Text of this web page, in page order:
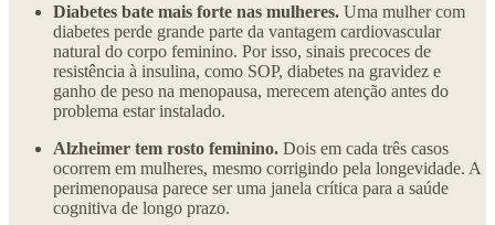
Diabetes bate mais forte nas mulheres. Uma mulher com
diabetes perde grande parte da vantagem cardiovascular
natural do corpo feminino. Por isso, sinais precoces de
resistência à insulina, como SOP, diabetes na gravidez e
ganho de peso na menopausa, merecem atenção antes do
problema estar instalado.
Alzheimer tem rosto feminino. Dois em cada três casos
ocorrem em mulheres, mesmo corrigindo pela longevidade. A
perimenopausa parece ser uma janela crítica para a saúde
cognitiva de longo prazo.